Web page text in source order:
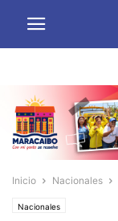
Inicio Nacionales
Nacionales